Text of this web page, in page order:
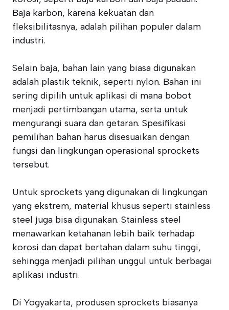
Baja karbon, karena kekuatan dan
fleksibilitasnya, adalah pilihan populer dalam
industri.
Selain baja, bahan lain yang biasa digunakan
adalah plastik teknik, seperti nylon. Bahan ini
sering dipilih untuk aplikasi di mana bobot
menjadi pertimbangan utama, serta untuk
mengurangi suara dan getaran. Spesifikasi
pemilihan bahan harus disesuaikan dengan
fungsi dan lingkungan operasional sprockets
tersebut.
Untuk sprockets yang digunakan di lingkungan
yang ekstrem, material khusus seperti stainless
steel juga bisa digunakan. Stainless steel
menawarkan ketahanan lebih baik terhadap
korosi dan dapat bertahan dalam suhu tinggi,
sehingga menjadi pilihan unggul untuk berbagai
aplikasi industri.
Di Yogyakarta, produsen sprockets biasanya